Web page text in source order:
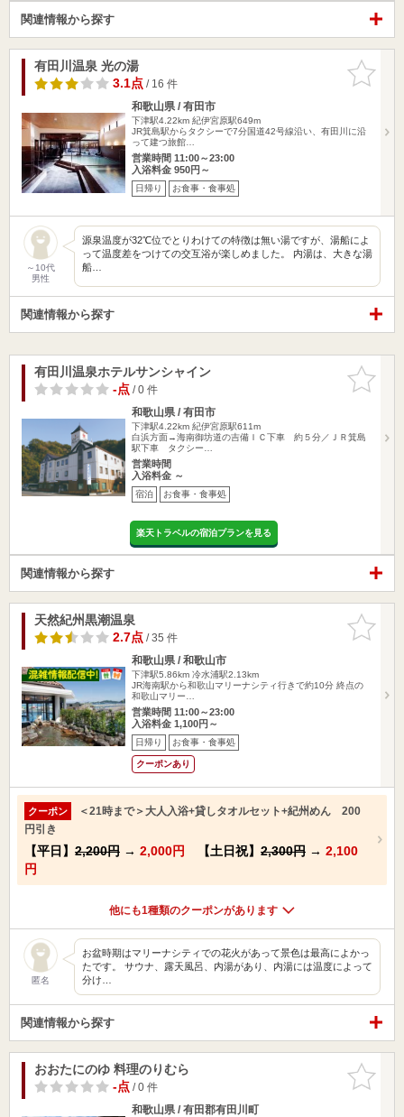
関連情報から探す
お気に入
りに追加
有田川温泉 光の湯
3.1点/ 16 件
和歌山県 / 有田市
下津駅4.22km 紀伊宮原駅649m
JR箕島駅からタクシーで7分国道42号線沿い、有田川に沿
って建つ旅館…
営業時間 11:00～23:00
入浴料金 950円～
日帰り お食事・食事処
～10代
男性
源泉温度が32℃位でとりわけての特徴は無い湯ですが、湯船によ
って温度差をつけての交互浴が楽しめました。 内湯は、大きな湯
船…
関連情報から探す
お気に入
りに追加
有田川温泉ホテルサンシャイン
-点/ 0 件
和歌山県 / 有田市
下津駅4.22km 紀伊宮原駅611m
白浜方面→海南御坊道の吉備ＩＣ下車 約５分／ＪＲ箕島
駅下車 タクシー…
営業時間
入浴料金 ～
宿泊 お食事・食事処
楽天トラベルの宿泊プランを見る
関連情報から探す
お気に入
りに追加
天然紀州黒潮温泉
2.7点/ 35 件
和歌山県 / 和歌山市
下津駅5.86km 冷水浦駅2.13km
JR海南駅から和歌山マリーナシティ行きで約10分 終点の
和歌山マリー…
営業時間 11:00～23:00
入浴料金 1,100円～
日帰り お食事・食事処
クーポンあり
クーポン
＜21時まで＞大人入浴+貸しタオルセット+紀州めん 200
円引き
【平日】 2,200円 → 2,000円 【土日祝】 2,300円 → 2,100
円
他にも1種類のクーポンがあります
匿名
お盆時期はマリーナシティでの花火があって景色は最高によかっ
たです。 サウナ、露天風呂、内湯があり、内湯には温度によって
分け…
関連情報から探す
お気に入
りに追加
おおたにのゆ 料理のりむら
-点/ 0 件
和歌山県 / 有田郡有田川町